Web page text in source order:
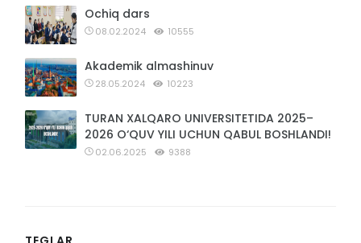
Ochiq dars
08.02.2024 10555
Akademik almashinuv
28.05.2024 10223
TURAN XALQARO UNIVERSITETIDA 2025–
2026 O‘QUV YILI UCHUN QABUL BOSHLANDI!
02.06.2025 9388